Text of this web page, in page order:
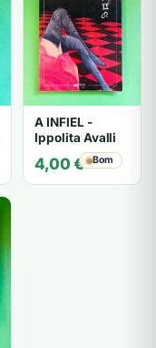
A INFIEL -
Ippolita Avalli
4,00€ Bom